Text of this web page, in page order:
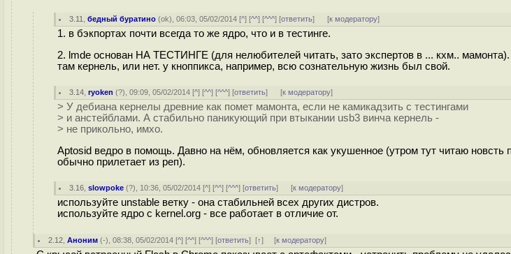
3.11 ,бедный буратино (ok), 06:03, 05/02/2014 [^] [^^] [^^^] [ответить] [к модератору]
1. в бэкпортах почти всегда то же ядро, что и в тестинге.
2. lmde основан НА ТЕСТИНГЕ (для нелюбителей читать, зато экспертов в ... кхм..
там кернель, или нет. у кноппикса, например, всю сознательную жизнь был свой.
3.14 ,ryoken (?), 09:09, 05/02/2014 [^] [^^] [^^^] [ответить] [к модератору]
> У дебиана кернелы древние как помет мамонта, если не камикадзить с тестингами
> и анстейблами. А стабильно паникующий при втыкании usb3 винча кернель -
> не прикольно, имхо.
Aptosid ведро в помощь. Давно на нём, обновляется как укушенное (утром тут читаю
обычно прилетает из реп).
3.16 ,slowpoke (?), 10:36, 05/02/2014 [^] [^^] [^^^] [ответить] [к модератору]
используйте unstable ветку - она стабильней всех других дистров.
используйте ядро с kernel.org - все работает в отличие от.
2.12 ,Аноним (-), 08:38, 05/02/2014 [^] [^^] [^^^] [ответить][↑] [к модератору]